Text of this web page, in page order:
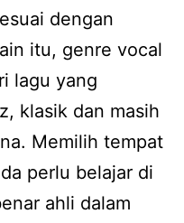
dengan
itu, genre vocal
lagu yang
klasik dan masih
Memilih tempat
perlu belajar di
ahli dalam